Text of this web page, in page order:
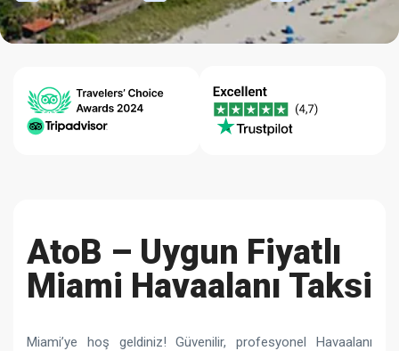
AtoB – Uygun Fiyatlı
Miami Havaalanı Taksi
Miami’ye hoş geldiniz! Güvenilir, profesyonel Havaalanı